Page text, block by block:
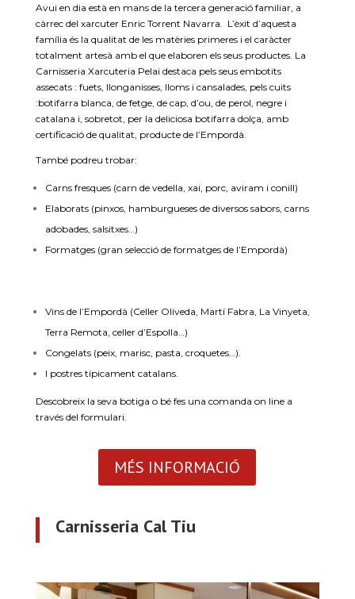
Avui en dia està en mans de la tercera generació familiar, a
càrrec del xarcuter Enric Torrent Navarra. L’èxit d’aquesta
família és la qualitat de les matèries primeres i el caràcter
totalment artesà amb el que elaboren els seus productes. La
Carnisseria Xarcuteria Pelai destaca pels seus embotits
assecats : fuets, llonganisses, lloms i cansalades, pels cuits
:botifarra blanca, de fetge, de cap, d’ou, de perol, negre i
catalana i, sobretot, per la deliciosa botifarra dolça, amb
certificació de qualitat, producte de l’Empordà.
També podreu trobar:
Carns fresques (carn de vedella, xai, porc, aviram i conill)
Elaborats (pinxos, hamburgueses de diversos sabors, carns
adobades, salsitxes…)
Formatges (gran selecció de formatges de l’Empordà)
Vins de l’Empordà (Celler Oliveda, Martí Fabra, La Vinyeta,
Terra Remota, celler d’Espolla…)
Congelats (peix, marisc, pasta, croquetes…).
I postres típicament catalans.
Descobreix la seva botiga o bé fes una comanda on line a
través del formulari.
MÉS INFORMACIÓ
Carnisseria Cal Tiu